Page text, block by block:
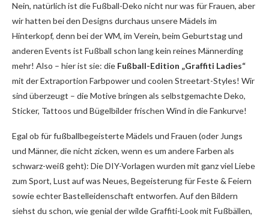
Nein, natürlich ist die Fußball-Deko nicht nur was für Frauen, aber
wir hatten bei den Designs durchaus unsere Mädels im
Hinterkopf, denn bei der WM, im Verein, beim Geburtstag und
anderen Events ist Fußball schon lang kein reines Männerding
mehr! Also – hier ist sie: die Fußball-Edition „Graffiti Ladies“
mit der Extraportion Farbpower und coolen Streetart-Styles! Wir
sind überzeugt – die Motive bringen als selbstgemachte Deko,
Sticker, Tattoos und Bügelbilder frischen Wind in die Fankurve!
Egal ob für fußballbegeisterte Mädels und Frauen (oder Jungs
und Männer, die nicht zicken, wenn es um andere Farben als
schwarz-weiß geht): Die DIY-Vorlagen wurden mit ganz viel Liebe
zum Sport, Lust auf was Neues, Begeisterung für Feste & Feiern
sowie echter Bastelleidenschaft entworfen. Auf den Bildern
siehst du schon, wie genial der wilde Graffiti-Look mit Fußbällen,